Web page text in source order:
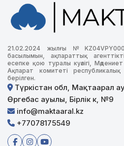
21.02.2024 жылғы
басылымын, ақпараттық
есепке қою туралы куәлігі, Мәдениет
Ақпарат комитеті
берілген.
Түркістан обл, Мақтаарал
Өргебас ауылы, Бірлік к, №9
info@maktaaral.kz
+77078175549